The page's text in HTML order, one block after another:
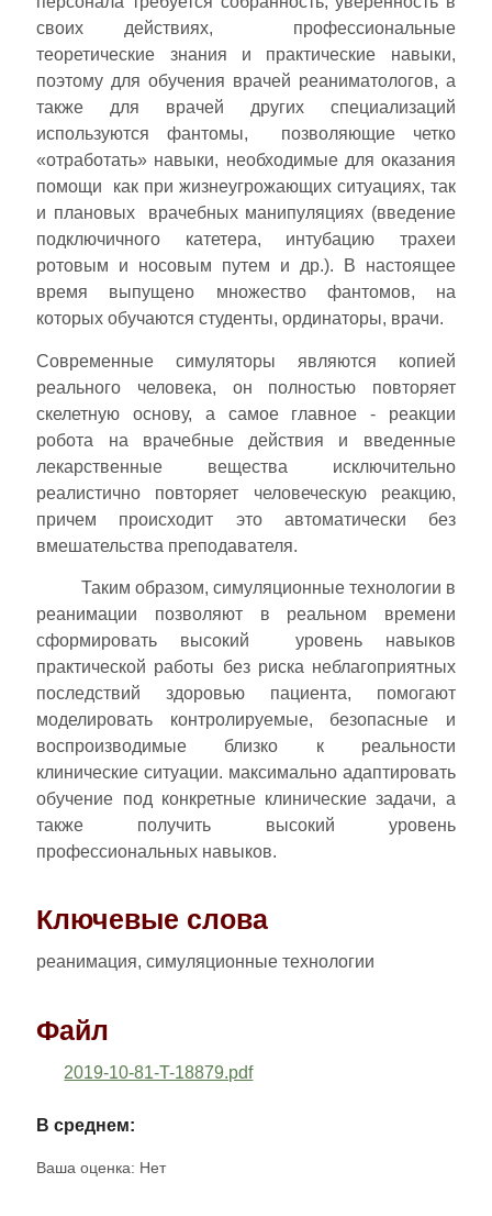
своих действиях, профессиональные
теоретические знания и практические навыки,
поэтому для обучения врачей реаниматологов, а
также для врачей других специализаций
используются фантомы, позволяющие четко
«отработать» навыки, необходимые для оказания
помощи как при жизнеугрожающих ситуациях, так
и плановых врачебных манипуляциях (введение
подключичного катетера, интубацию трахеи
ротовым и носовым путем и др.). В настоящее
время выпущено множество фантомов, на
которых обучаются студенты, ординаторы, врачи.
Современные симуляторы являются копией
реального человека, он полностью повторяет
скелетную основу, а самое главное - реакции
робота на врачебные действия и введенные
лекарственные вещества исключительно
реалистично повторяет человеческую реакцию,
причем происходит это автоматически без
вмешательства преподавателя.
Таким образом, симуляционные технологии в
реанимации позволяют в реальном времени
сформировать высокий уровень навыков
практической работы без риска неблагоприятных
последствий здоровью пациента, помогают
моделировать контролируемые, безопасные и
воспроизводимые близко к реальности
клинические ситуации. максимально адаптировать
обучение под конкретные клинические задачи, а
также получить высокий уровень
профессиональных навыков.
Ключевые слова
реанимация, симуляционные технологии
Файл
2019-10-81-T-18879.pdf
В среднем:
Ваша оценка: Нет